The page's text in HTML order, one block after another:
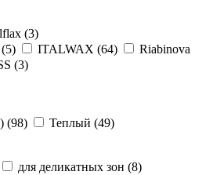
(3)
5) ITALWAX (64)
Riabinova
(3)
(98) Теплый (49)
для деликатных зон (8)